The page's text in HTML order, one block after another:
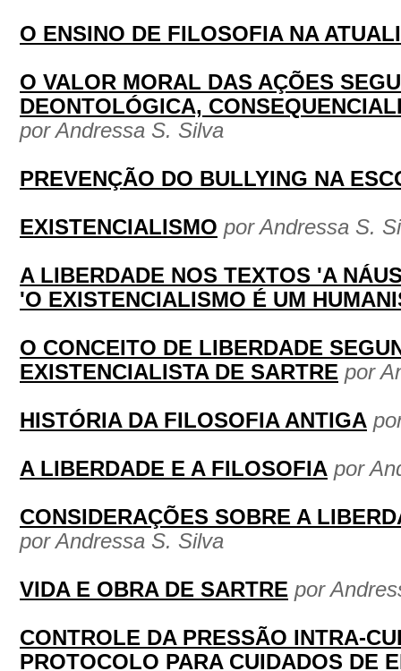
O ENSINO DE FILOSOFIA NA
O VALOR MORAL DAS AÇÕES
DEONTOLÓGICA,
por Andressa S. Silva
PREVENÇÃO DO BULLYING NA
EXISTENCIALISMO por Andressa S.
A LIBERDADE NOS TEXTOS 'A
'O EXISTENCIALISMO É UM
O CONCEITO DE LIBERDADE
EXISTENCIALISTA DE SARTRE por
HISTÓRIA DA FILOSOFIA ANTIGA
A LIBERDADE E A FILOSOFIA por
CONSIDERAÇÕES SOBRE A
por Andressa S. Silva
VIDA E OBRA DE SARTRE por
CONTROLE DA PRESSÃO INTRA-
PROTOCOLO PARA CUIDADOS DE